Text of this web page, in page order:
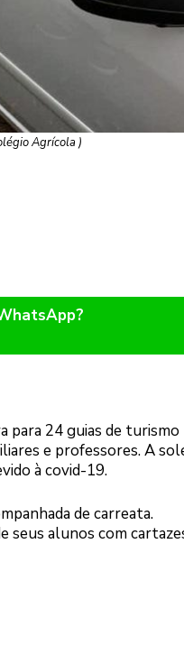
Agrícola )
para 24 guias de turismo
e professores. A
à covid-19.
de carreata.
seus alunos com